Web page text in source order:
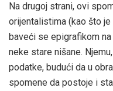
Na drugoj strani, ovi
orijentalistima (kao što
baveći se epigrafikom
neke stare nišane.
podatke, budući da u
spomene da postoje i